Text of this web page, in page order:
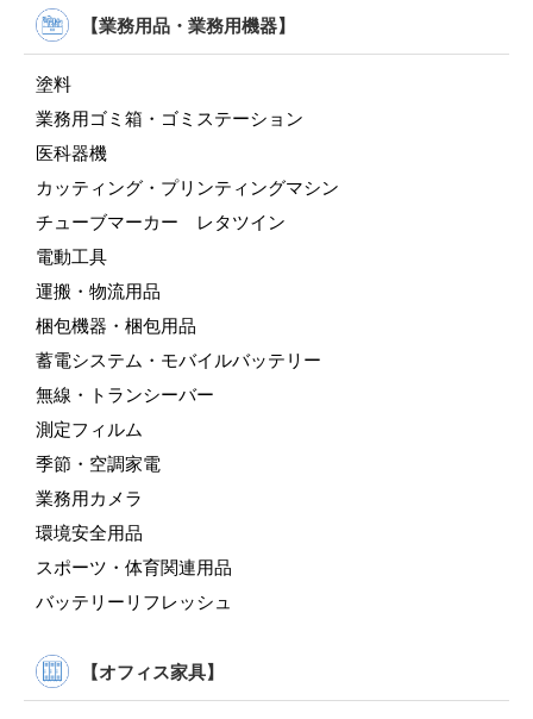
【業務用品・業務用機器】
塗料
業務用ゴミ箱・ゴミステーション
医科器機
カッティング・プリンティングマシン
チューブマーカー レタツイン
電動工具
運搬・物流用品
梱包機器・梱包用品
蓄電システム・モバイルバッテリー
無線・トランシーバー
測定フィルム
季節・空調家電
業務用カメラ
環境安全用品
スポーツ・体育関連用品
バッテリーリフレッシュ
【オフィス家具】